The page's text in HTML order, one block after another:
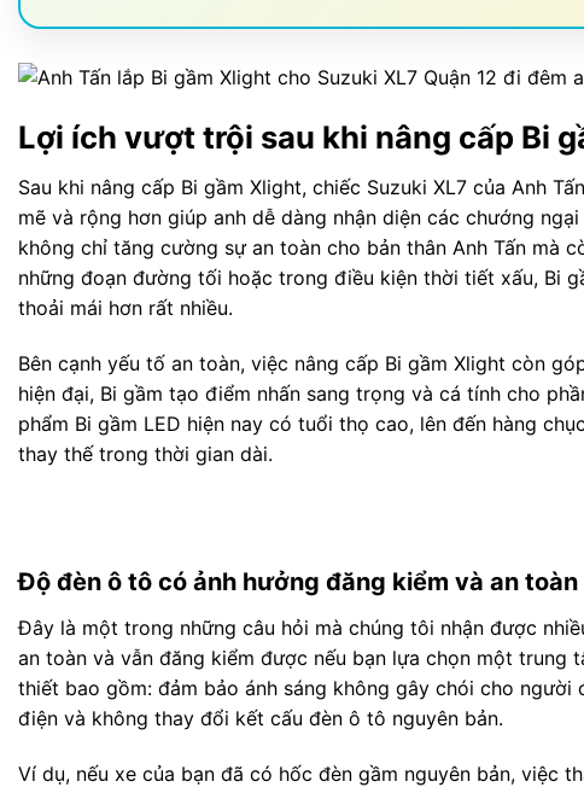
Lợi ích vượt trội sau khi nâng cấp Bi
Sau khi nâng cấp Bi gầm Xlight, chiếc Suzuki XL7 của Anh
mẽ và rộng hơn giúp anh dễ dàng nhận diện các chướng
không chỉ tăng cường sự an toàn cho bản thân Anh Tấn mà
những đoạn đường tối hoặc trong điều kiện thời tiết xấu, Bi
thoải mái hơn rất nhiều.
Bên cạnh yếu tố an toàn, việc nâng cấp Bi gầm Xlight còn
hiện đại, Bi gầm tạo điểm nhấn sang trọng và cá tính cho
phẩm Bi gầm LED hiện nay có tuổi thọ cao, lên đến hàng
thay thế trong thời gian dài.
Độ đèn ô tô có ảnh hưởng đăng kiểm và an toàn
Đây là một trong những câu hỏi mà chúng tôi nhận được
an toàn và vẫn đăng kiểm được nếu bạn lựa chọn một
thiết bao gồm: đảm bảo ánh sáng không gây chói cho người
điện và không thay đổi kết cấu đèn ô tô nguyên bản.
Ví dụ, nếu xe của bạn đã có hốc đèn gầm nguyên bản, việc